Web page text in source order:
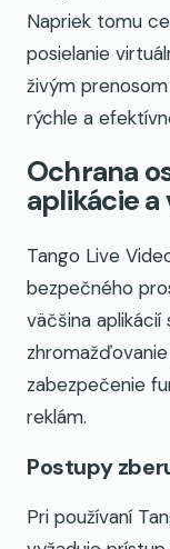
Napriek tomu
posielanie
živým
rýchle a
Ochrana
aplikácie
Tango Live
bezpečného
väčšina aplikácií
zabezpečenie
reklám.
Postupy
Pri používaní